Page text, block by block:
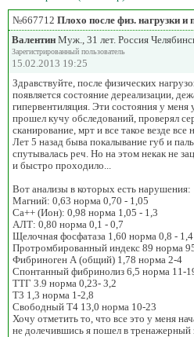
№667712 Плохо после физ. нагрузки и
Валентин Муж., 31 лет. Россия
Зарегистрированный пользователь
15.02.2013 19:25
Здравствуйте, после физических
появляется состояние дереализации,
гипервентиляция. Эти состояния у меня
прошел кучу обследований, проверял
сканирование, мрт и все такое везде все
Лет 5 назад быва покалывание губ и
спутывалась реч. Но на этом некак не
и быстро проходило...
Вот анализы в которых есть нарушения:
Магний: 0,63 норма 0,70 - 1,05
Ca++ (Ион): 0,98 норма 1,05 - 1,3
АЛТ: 0,80 норма 0,1 - 0,7
Щелочная фосфатаза 1,60 норма 0,8 - 1,4
Протромбированный индекс 89 норма
Фибриноген А (общий) 1,78 норма 2-4
Спонтанный фибринолиз 6,5 норма 11-
ТТГ 3.9 норма 0,23- 3,2
Т3 1,3 норма 1-2,8
Свободный Т4 13,0 норма 10-23
Хочу отметить то, что все это у меня
не долечившись я пошел в тренажерный